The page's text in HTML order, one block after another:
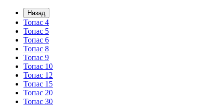
Назад
Топас 4
Топас 5
Топас 6
Топас 8
Топас 9
Топас 10
Топас 12
Топас 15
Топас 20
Топас 30